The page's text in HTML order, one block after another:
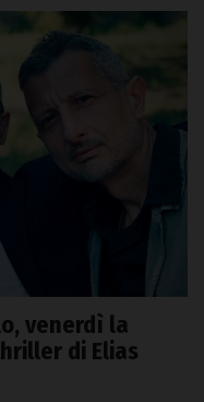
venerdì la
di Elias